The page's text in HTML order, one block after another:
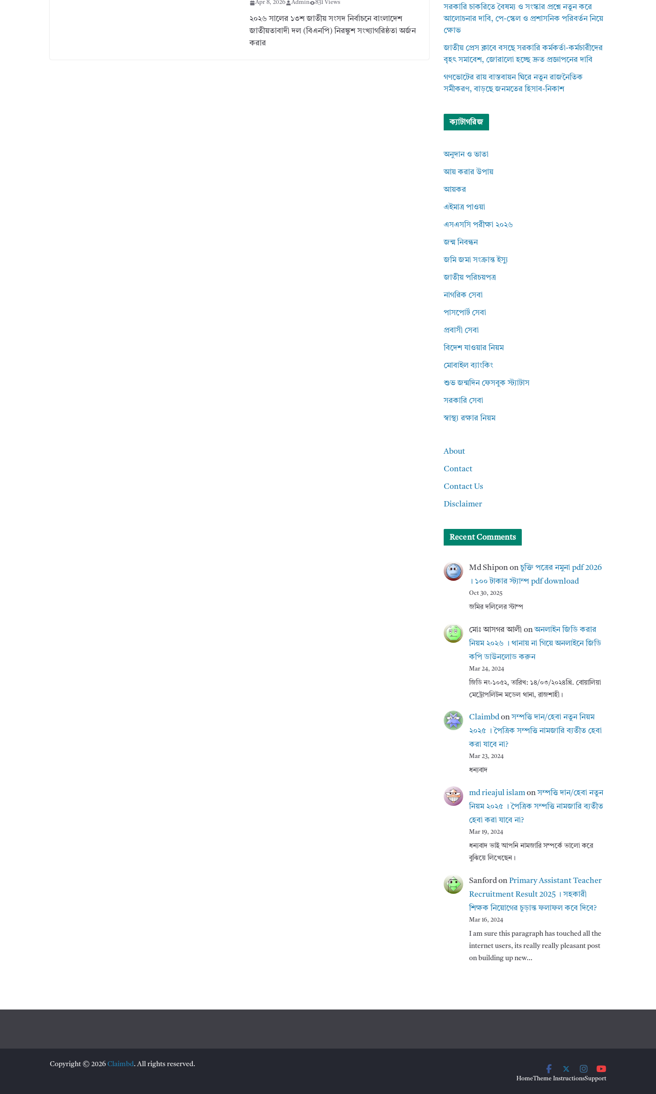
Apr 8, 2026 Admin 831 Views
২০২৬ সালের ১৩শ জাতীয় সংসদ নির্বাচনে বাংলাদেশ
জাতীয়তাবাদী দল (বিএনপি) নিরঙ্কুশ সংখ্যাগরিষ্ঠতা অর্জন
করার
সরকারি চাকরিতে বৈষম্য ও সংস্কার প্রশ্নে নতুন করে
আলোচনার দাবি, পে-স্কেল ও প্রশাসনিক পরিবর্তন নিয়ে
ক্ষোভ
জাতীয় প্রেস ক্লাবে বসছে সরকারি কর্মকর্তা-কর্মচারীদের
বৃহৎ সমাবেশ, জোরালো হচ্ছে দ্রুত প্রজ্ঞাপনের দাবি
গণভোটের রায় বাস্তবায়ন ঘিরে নতুন রাজনৈতিক
সমীকরণ, বাড়ছে জনমতের হিসাব-নিকাশ
ক্যাটাগরিজ
অনুদান ও ভাতা
আয় করার উপায়
আয়কর
এইমাত্র পাওয়া
এসএসসি পরীক্ষা ২০২৬
জন্ম নিবন্ধন
জমি জমা সংক্রান্ত ইস্যু
জাতীয় পরিচয়পত্র
নাগরিক সেবা
পাসপোর্ট সেবা
প্রবাসী সেবা
বিদেশ যাওয়ার নিয়ম
মোবাইল ব্যাংকিং
শুভ জন্মদিন ফেসবুক স্ট্যাটাস
সরকারি সেবা
স্বাস্থ্য রক্ষার নিয়ম
About
Contact
Contact Us
Disclaimer
Recent Comments
Md Shipononচুক্তি পত্রের নমুনা pdf 2026
। ১০০ টাকার স্ট্যাম্প pdf download
Oct 30, 2025
জমির দলিলের স্টাম্প
মোঃ আসগর আলী onঅনলাইন জিডি করার
নিয়ম ২০২৬ । থানায় না গিয়ে অনলাইনে জিডি
কপি ডাউনলোড করুন
Mar 24, 2024
জিডি নং-১০৫২, তারিখ: ১৪/০৩/২০২৪খ্রি. বোয়ালিয়া
মেট্রোপলিটন মডেল থানা, রাজশাহী।
Claimbdonসম্পত্তি দান/হেবা নতুন নিয়ম
২০২৫ । পৈত্রিক সম্পত্তি নামজারি ব্যতীত হেবা
করা যাবে না?
Mar 23, 2024
ধন্যবাদ
md rieajul islamonসম্পত্তি দান/হেবা নতুন
নিয়ম ২০২৫ । পৈত্রিক সম্পত্তি নামজারি ব্যতীত
হেবা করা যাবে না?
Mar 19, 2024
ধন্যবাদ ভাই আপনি নামজারি সম্পর্কে ভালো করে
বুঝিয়ে লিখেছেন।
SanfordonPrimary Assistant Teacher
Recruitment Result 2025 । সহকারী
শিক্ষক নিয়োগের চূড়ান্ত ফলাফল কবে দিবে?
Mar 16, 2024
I am sure this paragraph has touched all the
internet users, its really really pleasant post
on building up new…
HomeTheme InstructionsSupport
Copyright © 2026 Claimbd . All rights reserved.